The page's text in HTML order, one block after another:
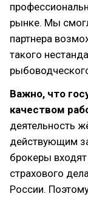
рынке. Мы
партнера
такого
Важно, что
качеством
деятельность
действующим
брокеры
страхового
России.